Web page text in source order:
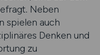
Neben
spielen auch
Denken und
zu